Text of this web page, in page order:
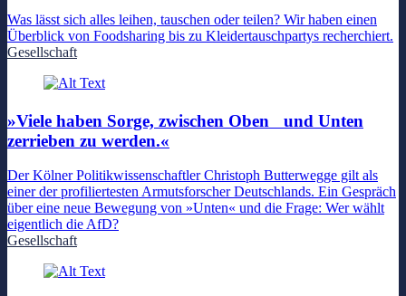
Was lässt sich alles leihen, tauschen oder teilen? Wir haben einen
Überblick von Foodsharing bis zu Kleidertauschpartys recherchiert.
Gesellschaft
»Viele haben Sorge, zwischen Oben und Unten
zerrieben zu werden.«
Der Kölner Politikwissenschaftler Christoph Butterwegge gilt als
einer der profiliertesten Armutsforscher Deutschlands. Ein Gespräch
über eine neue Bewegung von »Unten« und die Frage: Wer wählt
eigentlich die AfD?
Gesellschaft